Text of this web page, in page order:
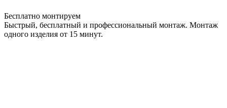
Бесплатно монтируем
Быстрый, бесплатный и профессиональный монтаж. Монтаж
одного изделия от 15 минут.